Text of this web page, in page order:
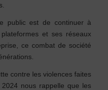
public est de continuer à
et ses réseaux
ce combat de société
contre les violences faites
nous rappelle que les